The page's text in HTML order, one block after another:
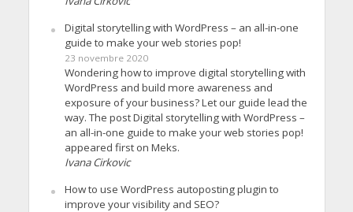
Digital storytelling with WordPress – an all-in-one
guide to make your web stories pop!
23 novembre 2020
Wondering how to improve digital storytelling with
WordPress and build more awareness and
exposure of your business? Let our guide lead the
way. The post Digital storytelling with WordPress –
an all-in-one guide to make your web stories pop!
appeared first on Meks.
Ivana Cirkovic
How to use WordPress autoposting plugin to
improve your visibility and SEO?